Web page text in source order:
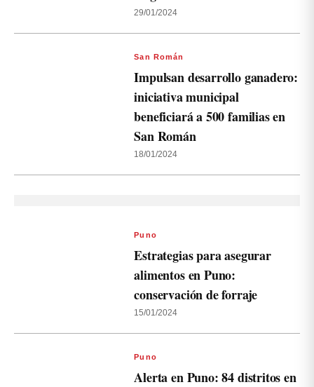
29/01/2024
San Román
Impulsan desarrollo ganadero:
iniciativa municipal
beneficiará a 500 familias en
San Román
18/01/2024
Puno
Estrategias para asegurar
alimentos en Puno:
conservación de forraje
15/01/2024
Puno
Alerta en Puno: 84 distritos en